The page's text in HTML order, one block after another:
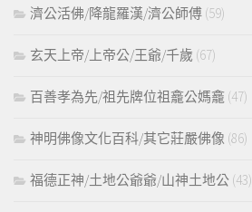
濟公活佛/降龍羅漢/濟公師傅 (59)
玄天上帝/上帝公/王爺/千歲 (67)
百善孝為先/祖先牌位祖龕公媽龕 (47)
神明佛像文化百科/其它莊嚴佛像 (86)
福德正神/土地公爺爺/山神土地公 (43)